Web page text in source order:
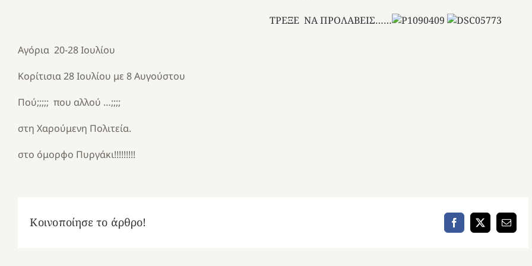
ΤΡΕΞΕ ΝΑ ΠΡΟΛΑΒΕΙΣ……
Αγόρια 20-28 Ιουλίου
Κορίτισια 28 Ιουλίου με 8 Αυγούστου
Πού;;;;; που αλλού …;;;;
στη Χαρούμενη Πολιτεία.
στο όμορφο Πυργάκι!!!!!!!!!
Κοινοποίησε το άρθρο! Facebook
X Email